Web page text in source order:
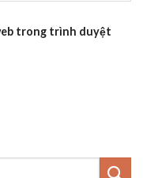
trong trình duyệt